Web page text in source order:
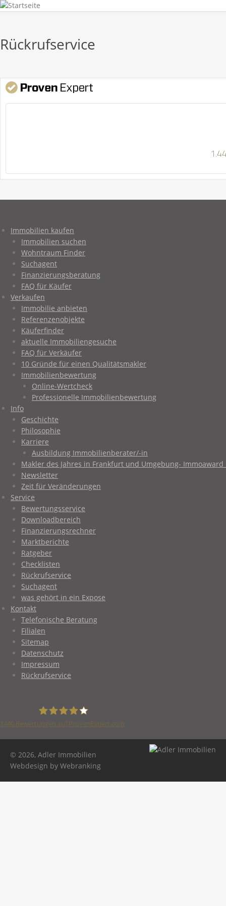
Rückrufservice
Immobilien kaufen
Immobilien suchen
Wohntraum Finder
Suchagent
Finanzierungsberatung
FAQ für Käufer
Verkaufen
Immobilie anbieten
Referenzenobjekte
Käuferfinder
aktuelle Immobiliengesuche
FAQ für Verkäufer
10 Gründe für einen Qualitätsmakler
Immobilienbewertung
Online-Wertcheck
Professionelle Immobilienbewertung
Info
Geschichte
Philosophie
Karriere
Ausbildung Immobilienberater/-in
Makler des Jahres in Frankfurt und Umgebung-
Newsletter
Zeit für Veränderungen
Service
Bewertungsservice
Downloadbereich
Finanzierungsrechner
Marktberichte
Ratgeber
Checklisten
Rückrufservice
Suchagent
was gehört in ein Expose
Kontakt
Telefonische Beratung
Filialen
Sitemap
Datenschutz
Impressum
Rückrufservice
Adler Immobilien
1440 Bewertungen auf ProvenExpert.com
© 2026, Adler Immobilien
Webdesign by Webranking